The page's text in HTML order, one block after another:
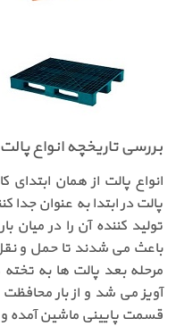
بررسی تاریخچه انواع پالت
انواع پالت از همان
پالت در ابتدا به عنوان
تولید کننده آن را در میان
باعث می شدند تا حمل و
مرحله بعد پالت ها به
آویز می شد و از بار
قسمت پایینی ماشین آمده و